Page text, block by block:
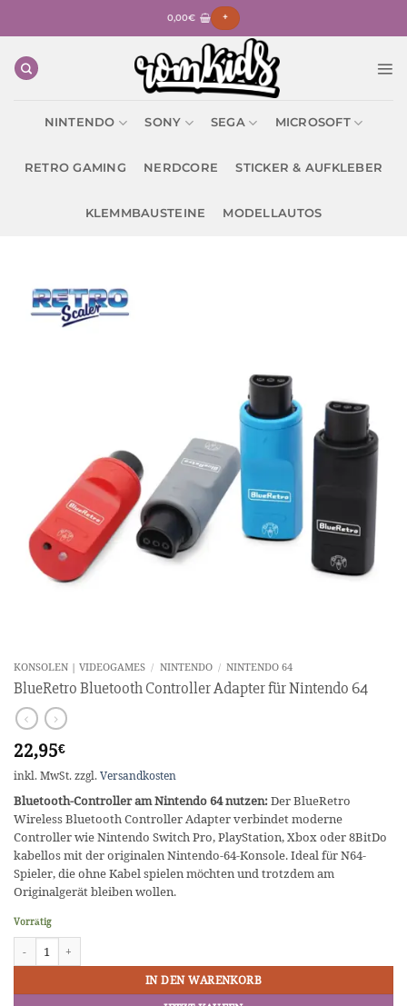
0,00€ +
NINTENDO SONY SEGA MICROSOFT
RETRO GAMING NERDCORE STICKER & AUFKLEBER
KLEMMBAUSTEINE MODELLAUTOS
KONSOLEN | VIDEOGAMES / NINTENDO / NINTENDO 64
BlueRetro Bluetooth Controller Adapter für Nintendo 64
22,95€
inkl. MwSt. zzgl. Versandkosten
Bluetooth-Controller am Nintendo 64 nutzen:Der BlueRetro
Wireless Bluetooth Controller Adapter verbindet moderne
Controller wie Nintendo Switch Pro, PlayStation, Xbox oder 8BitDo
kabellos mit der originalen Nintendo-64-Konsole. Ideal für N64-
Spieler, die ohne Kabel spielen möchten und trotzdem am
Originalgerät bleiben wollen.
Vorrätig
IN DEN WARENKORB